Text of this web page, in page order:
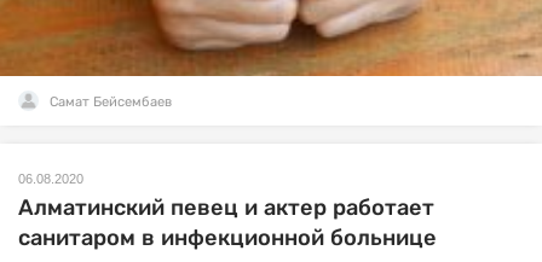
Самат Бейсембаев
06.08.2020
Алматинский певец и актер работает
санитаром в инфекционной больнице